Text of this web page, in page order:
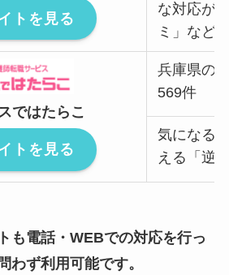
トを見る
な対応が
ミ」など
ではたらこ
トを見る
兵庫県の
569件
気になる
える「逆
も電話・WEBでの対応を行っ
わず利用可能です。